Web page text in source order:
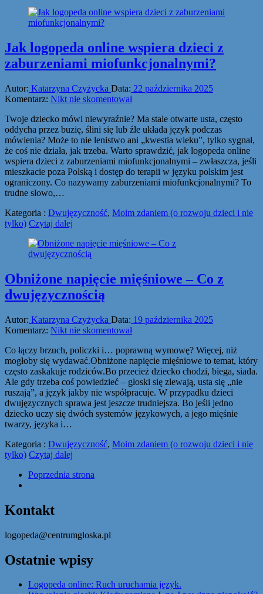
Jak logopeda online wspiera dzieci z
zaburzeniami miofunkcjonalnymi?
Autor: Katarzyna Czyżycka Data: 22 października 2025
Komentarz: Nikt nie skomentował
Twoje dziecko mówi niewyraźnie? Ma stale otwarte usta, często
oddycha przez buzię, ślini się lub źle układa język podczas
mówienia? Może to nie lenistwo ani „kwestia wieku”, tylko sygnał,
że coś nie działa, jak trzeba. Warto sprawdzić, jak logopeda online
wspiera dzieci z zaburzeniami miofunkcjonalnymi – zwłaszcza, jeśli
mieszkacie poza Polską i dostęp do terapii w języku polskim jest
ograniczony. Co nazywamy zaburzeniami miofunkcjonalnymi? To
trudne słowo,…
Kategoria : Dwujęzyczność, Moim zdaniem (o rozwoju dzieci i nie
tylko) Czytaj dalej
Obniżone napięcie mięśniowe – Co z
dwujęzycznością
Autor: Katarzyna Czyżycka Data: 19 października 2025
Komentarz: Nikt nie skomentował
Co łączy brzuch, policzki i… poprawną wymowę? Więcej, niż
mogłoby się wydawać.Obniżone napięcie mięśniowe to temat, który
często zaskakuje rodziców.Bo przecież dziecko chodzi, biega, siada.
Ale gdy trzeba coś powiedzieć – głoski się zlewają, usta się „nie
ruszają”, a język jakby nie współpracuje. W przypadku dzieci
dwujęzycznych sprawa jest jeszcze trudniejsza. Bo jeśli jedno
dziecko uczy się dwóch systemów językowych, a jego mięśnie
twarzy, języka i…
Kategoria : Dwujęzyczność, Moim zdaniem (o rozwoju dzieci i nie
tylko) Czytaj dalej
Poprzednia strona
Kontakt
logopeda@centrumgloska.pl
Ostatnie wpisy
Logopeda online: Ruch uruchamia język.